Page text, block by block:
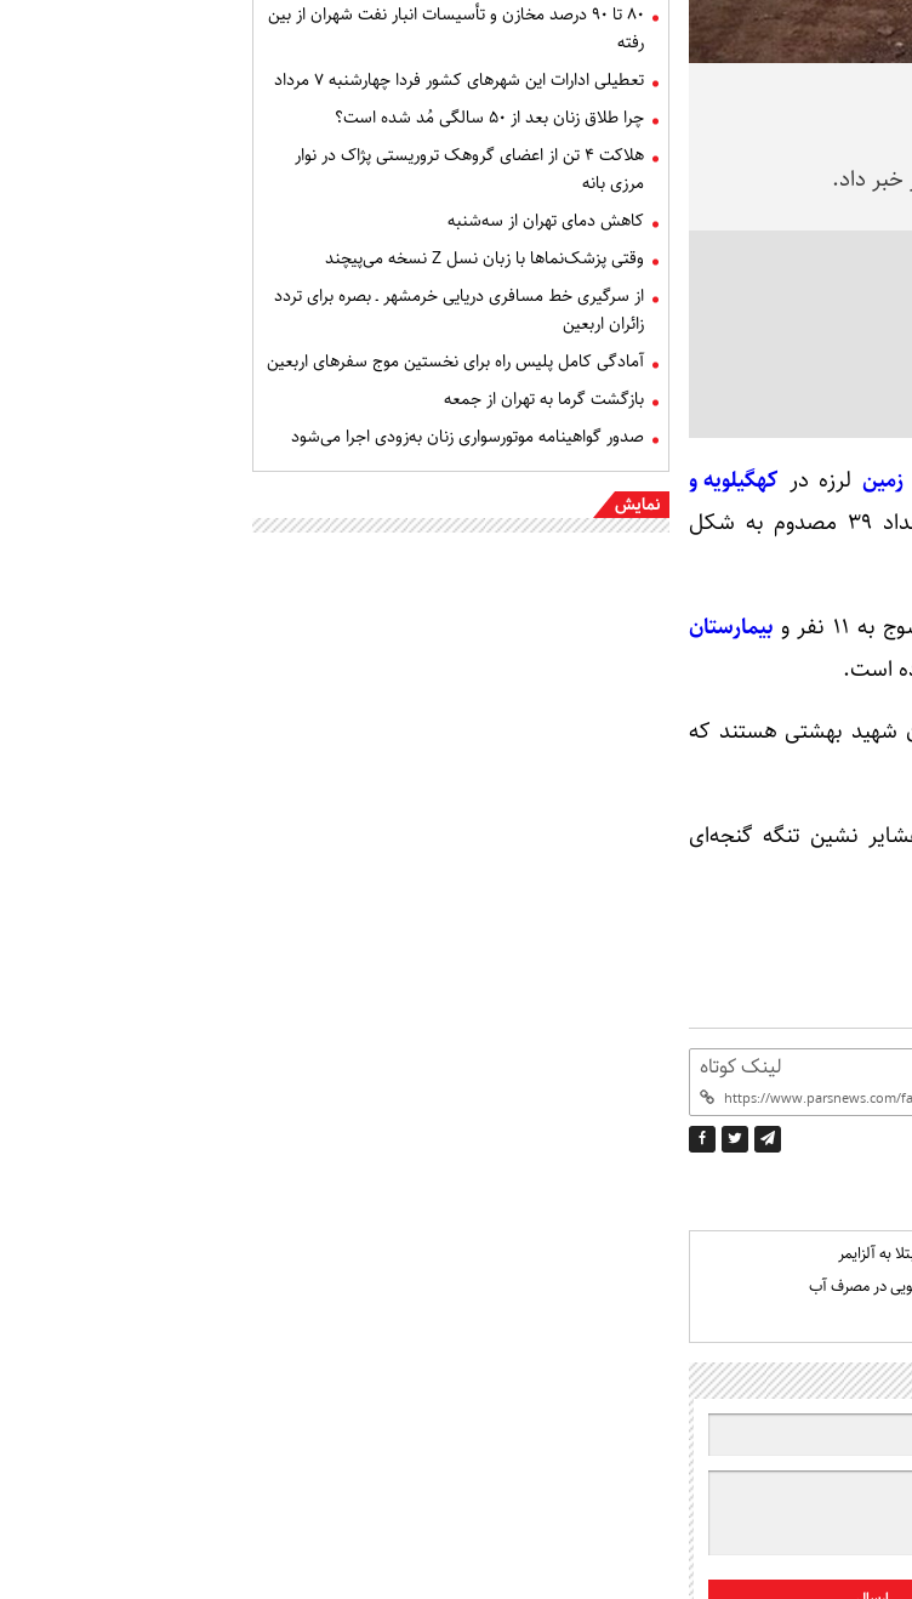
زمین لرزه در کهگیلویه و
مصدوم شده و خدمات درمانی دریافت کرده‌اند که از این تعداد ۳۹ مصدوم به شکل
۱۱ نفر و
بیمارستان
است.
شهید بهشتی هستند که
نشین تنگه گنجه‌ای
لینک کوتاه
به آلزایمر
در مصرف آب
۸۰ تا ۹۰ درصد مخازن و تأسیسات انبار نفت شهران از بین
رفته
تعطیلی ادارات این شهرهای کشور فردا چهارشنبه ۷ مرداد
چرا طلاق زنان بعد از ۵۰ سالگی مُد شده است؟
هلاکت ۴ تن از اعضای گروهک تروریستی پژاک در نوار
مرزی بانه
کاهش دمای تهران از سه‌شنبه
وقتی پزشک‌نماها با زبان نسل Z نسخه می‌پیچند
از سرگیری خط مسافری دریایی خرمشهر ـ بصره برای تردد
زائران اربعین
آمادگی کامل پلیس راه برای نخستین موج سفرهای اربعین
بازگشت گرما به تهران از جمعه
صدور گواهینامه موتورسواری زنان به‌زودی اجرا می‌شود
نمایش